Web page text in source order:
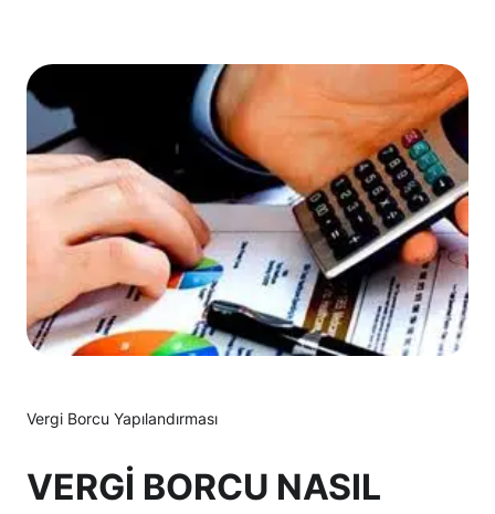
Vergi Borcu Yapılandırması
VERGİ BORCU NASIL